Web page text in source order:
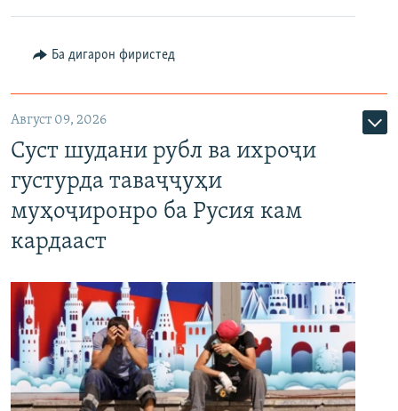
Ба дигарон фиристед
Август 09, 2026
Суст шудани рубл ва ихроҷи
густурда таваҷҷуҳи
муҳоҷиронро ба Русия кам
кардааст